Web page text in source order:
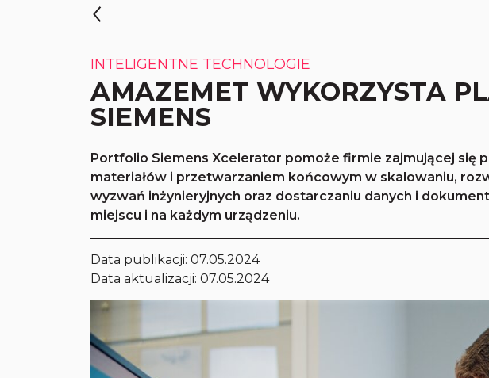
INTELIGENTNE TECHNOLOGIE
AMAZEMET WYKORZYSTA
SIEMENS
Portfolio Siemens Xcelerator pomoże firmie zajmującej się
materiałów i przetwarzaniem końcowym w skalowaniu,
wyzwań inżynieryjnych oraz dostarczaniu danych i
miejscu i na każdym urządzeniu.
Data publikacji:07.05.2024
Data aktualizacji: 07.05.2024